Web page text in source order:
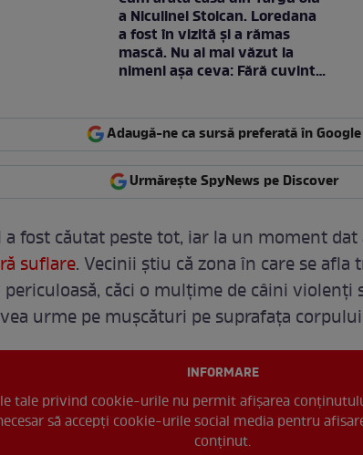
a Niculinei Stoican. Loredana
a fost în vizită și a rămas
mască. Nu ai mai văzut la
nimeni așa ceva: Fără cuvinte
Adaugă-ne ca sursă preferată în Google
Urmărește SpyNews pe Discover
a fost căutat peste tot, iar la un moment dat
suflare. Vecinii știu că zona în care se
periculoasă, căci o mulțime de câini violenți
urme pe mușcături pe suprafața
INFORMARE
tale privind cookie-urile nu permit afișarea
să accepți cookie-urile social media pentru
conținut.